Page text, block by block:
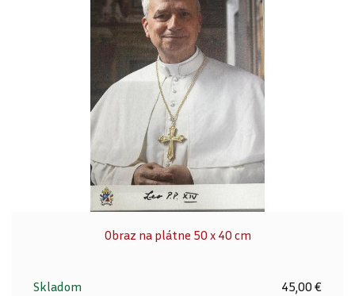
Obraz na plátne 50 x 40 cm
Skladom 45,00 €